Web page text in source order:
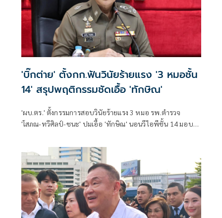
'บิ๊กต่าย' ตั้งกก.ฟันวินัยร้ายแรง '3 หมอชั้น
14' สรุปพฤติกรรมชัดเอื้อ 'ทักษิณ'
'ผบ.ตร.' ตั้งกรรมการสอบวินัยร้ายแรง 3 หมอ รพ.ตำรวจ
'โสภณ-ทวีศิลป์-ชนะ' ปมเอื้อ 'ทักษิณ' นอนวีไอพีชั้น 14 มอบ